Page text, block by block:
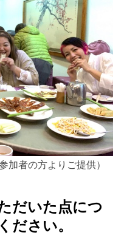
加者の方よりご提供）
だいた点につ
ださい。